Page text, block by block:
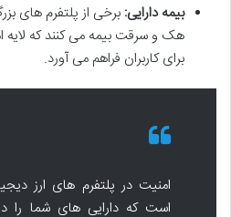
بیمه دارایی: برخی از پلتفرم های
هک و سرقت بیمه می کنند که لایه
برای کاربران فراهم می آورد.
امنیت در پلتفرم های ارز
است که دارایی های شما را در